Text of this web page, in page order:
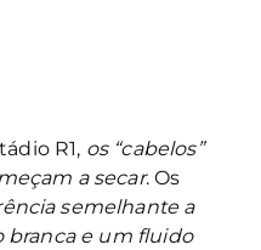
R1, os “cabelos”
a secar. Os
semelhante a
branca e um fluido